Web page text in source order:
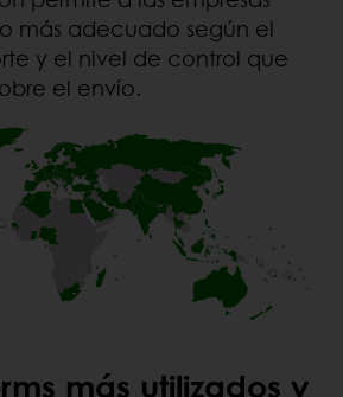
más adecuado según el
y el nivel de control que
el envío.
más utilizados y